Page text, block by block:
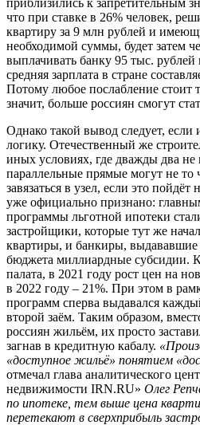
что при ставке в 26% человек,
квартиру за 9 млн рублей и
необходимой суммы, будет затем
выплачивать банку 95 тыс.
средняя зарплата в стране
Потому любое послабление стоит
значит, больше россиян смогут
Однако такой вывод следует, если
логику. Отечественный же
иных условиях, где дважды два не
параллельные прямые могут не то
завязаться в узел, если это пойдёт
уже официально признано:
программы льготной ипотеки
застройщики, которые тут же
квартиры, и банкиры,
бюджета миллиардные субсидии.
палата, в 2021 году рост цен на
в 2022 году – 21%. При этом в
программ сперва выдавался
второй заём. Таким образом,
россиян жильём, их просто
загнав в кредитную кабалу.
«доступное жильё» понятием
отмечал глава аналитического
недвижимости IRN.RU» Олег
по ипотеке, тем выше цена
перетекают в сверхприбыль